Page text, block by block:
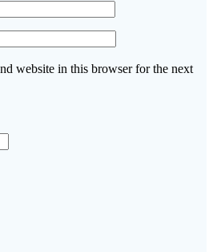
website in this browser for the next